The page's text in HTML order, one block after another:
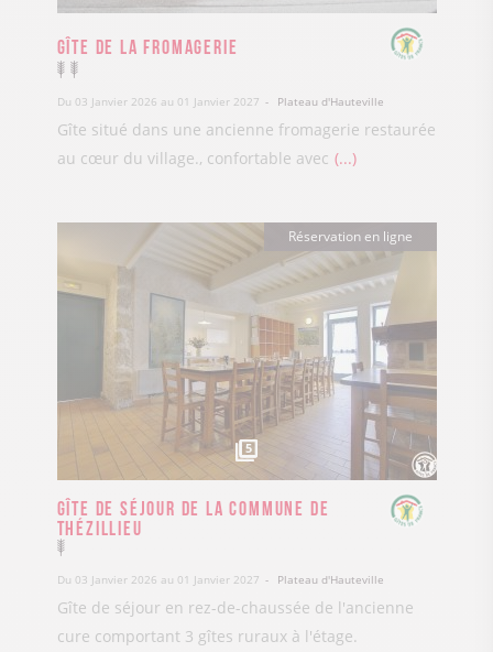
Gîte de la Fromagerie
Du 03 Janvier 2026 au 01 Janvier 2027 Plateau d'Hauteville
Gîte situé dans une ancienne fromagerie restaurée
au cœur du village., confortable avec ...
5
Réservation en ligne
Gîte de séjour de la Commune de
Thézillieu
Du 03 Janvier 2026 au 01 Janvier 2027 Plateau d'Hauteville
Gîte de séjour en rez-de-chaussée de l'ancienne
cure comportant 3 gîtes ruraux à l'étage.